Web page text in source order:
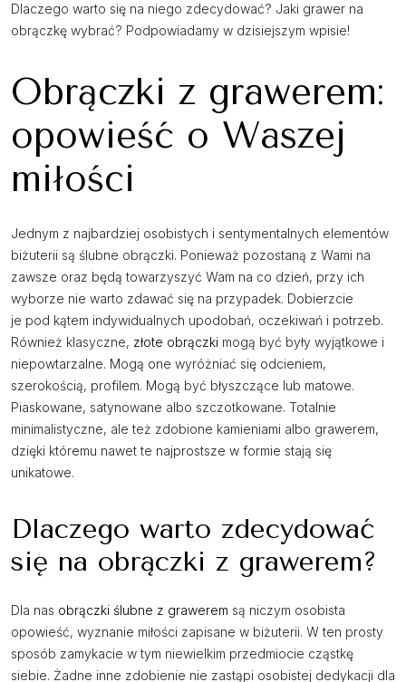
Dlaczego warto się na niego zdecydować? Jaki grawer na
obrączkę wybrać? Podpowiadamy w dzisiejszym wpisie!
Obrączki z grawerem:
opowieść o Waszej
miłości
Jednym z najbardziej osobistych i sentymentalnych elementów
biżuterii są ślubne obrączki. Ponieważ pozostaną z Wami na
zawsze oraz będą towarzyszyć Wam na co dzień, przy ich
wyborze nie warto zdawać się na przypadek. Dobierzcie
je pod kątem indywidualnych upodobań, oczekiwań i potrzeb.
Również klasyczne, złote obrączki mogą być były wyjątkowe i
niepowtarzalne. Mogą one wyróżniać się odcieniem,
szerokością, profilem. Mogą być błyszczące lub matowe.
Piaskowane, satynowane albo szczotkowane. Totalnie
minimalistyczne, ale też zdobione kamieniami albo grawerem,
dzięki któremu nawet te najprostsze w formie stają się
unikatowe.
Dlaczego warto zdecydować
się na obrączki z grawerem?
Dla nas obrączki ślubne z grawerem są niczym osobista
opowieść, wyznanie miłości zapisane w biżuterii. W ten prosty
sposób zamykacie w tym niewielkim przedmiocie cząstkę
siebie. Żadne inne zdobienie nie zastąpi osobistej dedykacji dla